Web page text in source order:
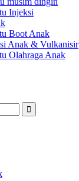
Injeksi
Boot Anak
Anak & Vulkanisir
Olahraga Anak